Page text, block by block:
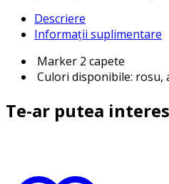
Descriere
Informații suplimentare
Marker 2 capete
Culori disponibile: rosu,
Te-ar putea